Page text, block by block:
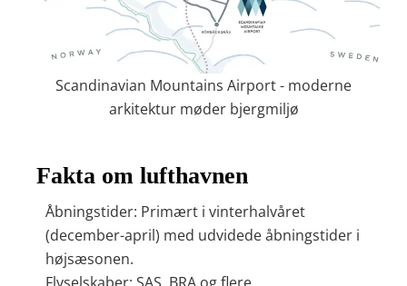
Scandinavian Mountains Airport - moderne
arkitektur møder bjergmiljø
Fakta om lufthavnen
Åbningstider: Primært i vinterhalvåret
(december-april) med udvidede åbningstider i
højsæsonen.